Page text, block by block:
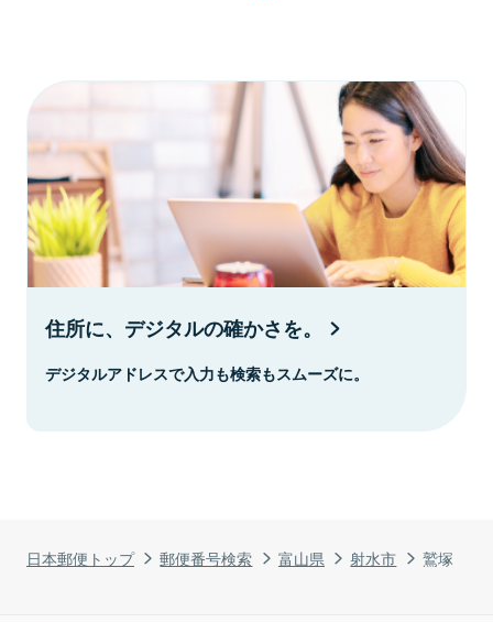
日本郵便トップ 郵便番号検索 富山県 射水市 鷲塚
住所に、デジタルの確かさを。
デジタルアドレスで入力も検索もスムーズに。